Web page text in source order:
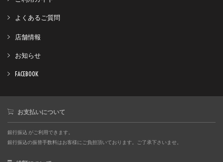
よくあるご質問
店舗情報
お知らせ
FACEBOOK
お支払いについて
銀行振込 がご利用できます。
銀行振込の振替手数料はお客様にご負担頂いております。ご了承下さいませ。